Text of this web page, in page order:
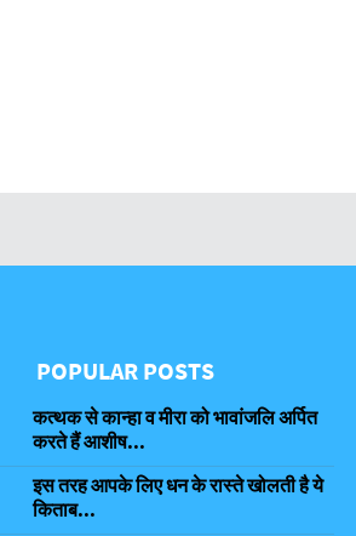
POPULAR POSTS
कत्थक से कान्हा व मीरा को भावांजलि अर्पित
करते हैं आशीष...
इस तरह आपके लिए धन के रास्ते खोलती है ये
किताब...